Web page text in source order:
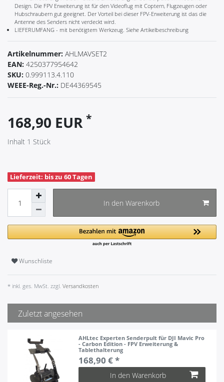
Design. Die FPV Erweiterung ist für den Videoflug mit Coptern, Flugzeugen oder
Hubschraubern gut geeignet. Der Vorteil bei dieser FPV-Erweiterung ist das die
Antenne des Senders nicht verdeckt wird.
LIEFERUMFANG - mit benötigtem Werkzeug. Siehe Artikelbeschreibung
Artikelnummer: AHLMAVSET2
EAN: 4250377954642
SKU: 0.999113.4.110
WEEE-Reg.-Nr.: DE44369545
168,90 EUR *
Inhalt 1 Stück
Lieferzeit: bis zu 60 Tagen
In den Warenkorb
Wunschliste
* inkl. ges. MwSt. zzgl. Versandkosten
Zuletzt angesehen
AHLtec Experten Senderpult für DJI Mavic Pro
- Carbon Edition - FPV Erweiterung &
Tablethalterung
168,90 € *
In den Warenkorb